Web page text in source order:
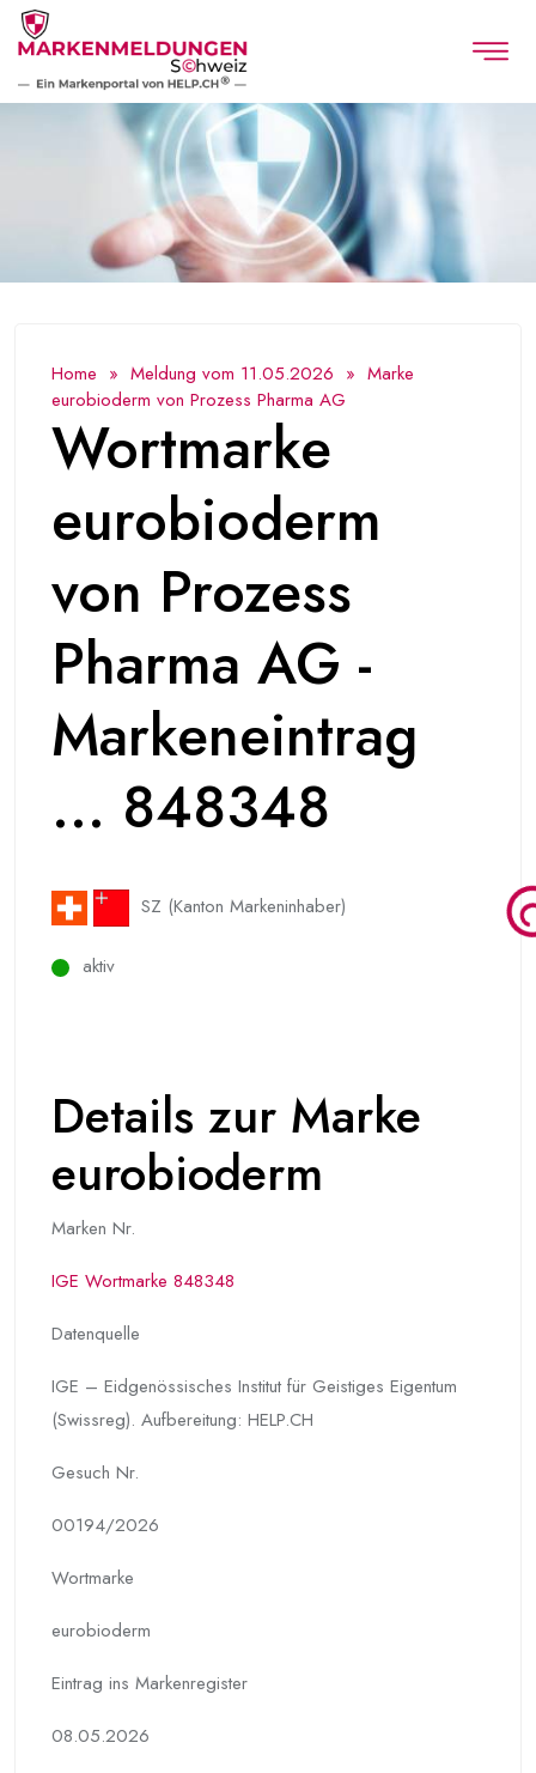
Home » Meldung vom 11.05.2026 » Marke
eurobioderm von Prozess Pharma AG
Wortmarke
eurobioderm
von Prozess
Pharma AG -
Markeneintrag
... 848348
SZ (Kanton Markeninhaber)
aktiv
Details zur Marke
eurobioderm
Marken Nr.
IGE Wortmarke 848348
Datenquelle
IGE – Eidgenössisches Institut für Geistiges Eigentum
(Swissreg). Aufbereitung: HELP.CH
Gesuch Nr.
00194/2026
Wortmarke
eurobioderm
Eintrag ins Markenregister
08.05.2026